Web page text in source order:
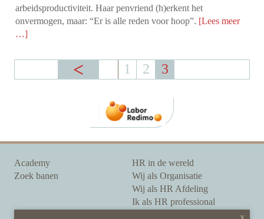
arbeidsproductiviteit. Haar penvriend (h)erkent het
onvermogen, maar: “Er is alle reden voor hoop”. [Lees meer
…]
1 2 3
Academy
Zoek banen
HR in de wereld
Wij als Organisatie
Wij als HR Afdeling
Ik als HR professional